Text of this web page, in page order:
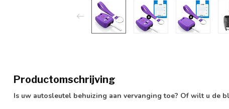
Productomschrijving
Is uw autosleutel behuizing aan vervanging toe? Of wilt u de